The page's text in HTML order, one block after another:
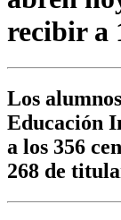
recibir a
Los
Educación
a los 356
268 de